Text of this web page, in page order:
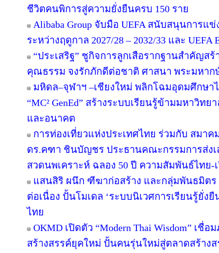
ชีวิตคนพิการสู่ความยั่งยืนครบ 150 ราย
Alibaba Group จับมือ UEFA สนับสนุนการ
ระหว่างฤดูกาล 2027/28 – 2032/33 และ UEFA
“ประเสริฐ” ชูกิจการลูกเสือรากฐานสำคัญส
คุณธรรม จงรักภักดีต่อชาติ ศาสนา พระมหาก
มหิดล–จุฬาฯ –เชียงใหม่ พลิกโฉมอุดมศึกษา
“MC² GenEd” สร้างระบบเรียนรู้ข้ามมหาวิ
และอนาคต
การท่องเที่ยวแห่งประเทศไทย ร่วมกับ สมาค
ดร.คฑา ชินบัญชร ประธานคณะกรรมการส่ง
สวดนพเคราะห์ ฉลอง 50 ปี ความสัมพันธ์ไทย-
แสนสิริ ผนึก ฑีฆาก่อสร้าง และกลุ่มพันธมิตร
ต่อเนื่อง ปั้นโมเดล ‘ระบบนิเวศการเรียนรู้ยั่
ไทย
OKMD เปิดตัว “Modern Thai Wisdom” เชื่
สร้างสรรค์ยุคใหม่ ปั้นคนรุ่นใหม่สู่ตลาดสร้างส